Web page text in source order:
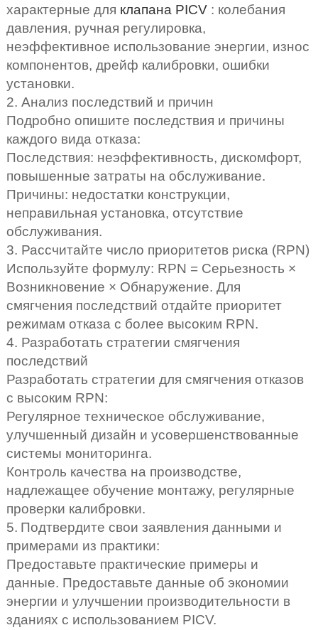
характерные для клапана PICV: колебания
давления, ручная регулировка,
неэффективное использование энергии, износ
компонентов, дрейф калибровки, ошибки
установки.
2. Анализ последствий и причин
Подробно опишите последствия и причины
каждого вида отказа:
Последствия: неэффективность, дискомфорт,
повышенные затраты на обслуживание.
Причины: недостатки конструкции,
неправильная установка, отсутствие
обслуживания.
3. Рассчитайте число приоритетов риска (RPN)
Используйте формулу: RPN = Серьезность ×
Возникновение × Обнаружение. Для
смягчения последствий отдайте приоритет
режимам отказа с более высоким RPN.
4. Разработать стратегии смягчения
последствий
Разработать стратегии для смягчения отказов
с высоким RPN:
Регулярное техническое обслуживание,
улучшенный дизайн и усовершенствованные
системы мониторинга.
Контроль качества на производстве,
надлежащее обучение монтажу, регулярные
проверки калибровки.
5. Подтвердите свои заявления данными и
примерами из практики:
Предоставьте практические примеры и
данные. Предоставьте данные об экономии
энергии и улучшении производительности в
зданиях с использованием PICV.